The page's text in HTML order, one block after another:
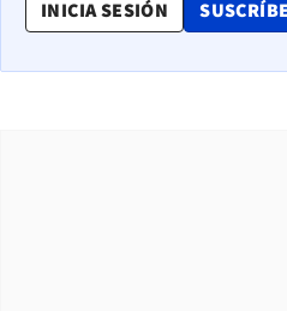
INICIA SESIÓN OPENS IN